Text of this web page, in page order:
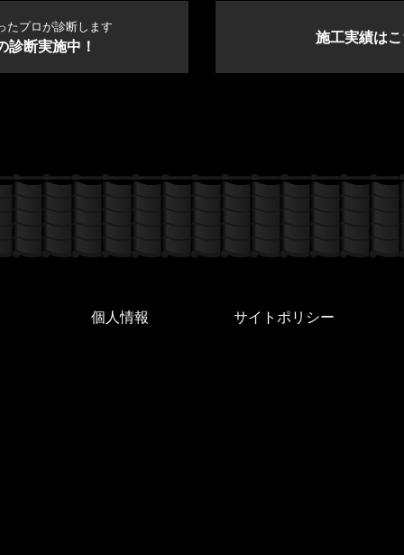
たプロが診断します
診断実施中！ 施工実績は
個人情報 サイトポリシー